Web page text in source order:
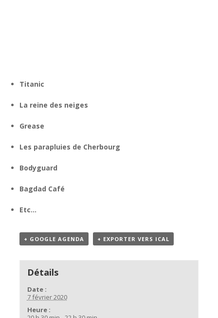
Titanic
La reine des neiges
Grease
Les parapluies de Cherbourg
Bodyguard
Bagdad Café
Etc…
+ GOOGLE AGENDA + EXPORTER VERS ICAL
Détails
Date :
7 février 2020
Heure :